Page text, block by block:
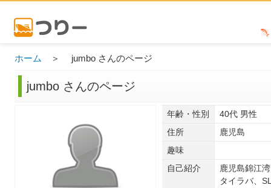
ホーム ＞ jumbo さんのページ
jumbo さんのページ
年齢・性別
40代 男性
住所
鹿児島
趣味
自己紹介
鹿児島錦江
タイラバ、